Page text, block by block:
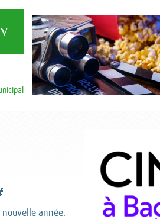
nouvelle année.